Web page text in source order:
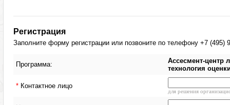
Регистрация
Заполните форму регистрации или позвоните по телефону +7 (495)